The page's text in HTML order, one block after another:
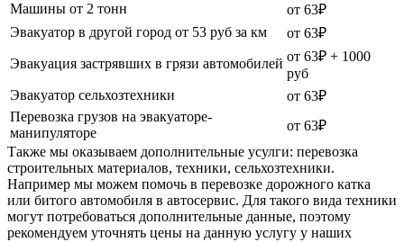
Машины от 2 тонн
от 63₽
Эвакуатор в другой город от 53 руб за км
от 63₽
Эвакуация застрявших в грязи автомобилей от 63₽ + 1000
руб
Эвакуатор сельхозтехники
от 63₽
Перевозка грузов на эвакуаторе-
манипуляторе
от 63₽
Также мы оказываем дополнительные усулги: перевозка
строительных материалов, техники, сельхозтехники.
Например мы можем помочь в перевозке дорожного катка
или битого автомобиля в автосервис. Для такого вида техники
могут потребоваться дополнительные данные, поэтому
рекомендуем уточнять цены на данную услугу у наших